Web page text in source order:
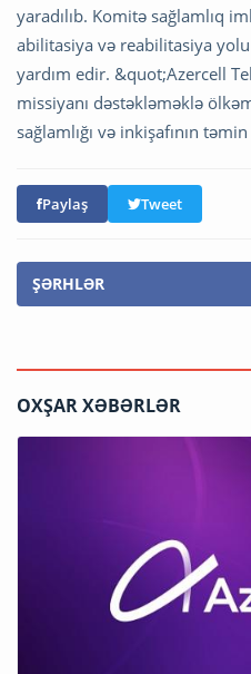
yaradılıb. Komitə sağlamlıq
abilitasiya və reabilitasiya
yardım edir. &quot;Azercell
missiyanı dəstəkləməklə
sağlamlığı və inkişafının
Paylaş Tweet
ŞƏRHLƏR
OXŞAR XƏBƏRLƏR